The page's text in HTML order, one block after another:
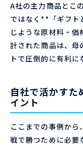
A社の主力商品とこ
ではなく**「ギフト
じような原材料・
計された商品は、母
トで圧倒的に有利に
自社で活かすた
イント
ここまでの事例か
戦で勝つために必要